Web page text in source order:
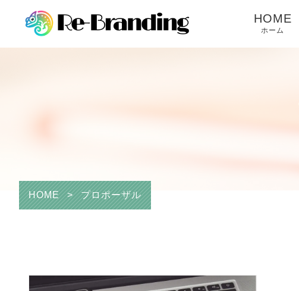
HOME
ホーム
HOME > プロポーザル